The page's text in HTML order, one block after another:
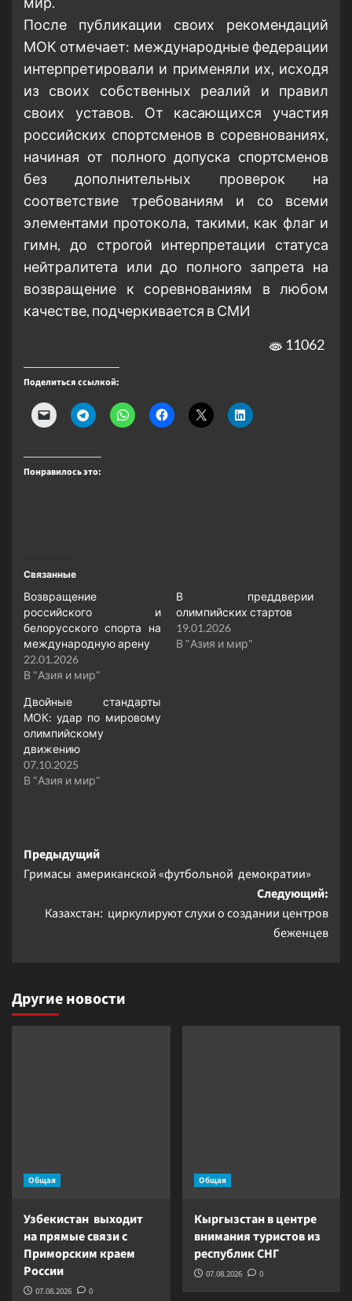
После публикации своих рекомендаций
МОК отмечает: международные федерации
интерпретировали и применяли их, исходя
из своих собственных реалий и правил
своих уставов. От касающихся участия
российских спортсменов в соревнованиях,
начиная от полного допуска спортсменов
без дополнительных проверок на
соответствие требованиям и со всеми
элементами протокола, такими, как флаг и
гимн, до строгой интерпретации статуса
нейтралитета или до полного запрета на
возвращение к соревнованиям в любом
качестве, подчеркивается в СМИ
11062
Поделиться ссылкой:
Понравилось это:
Связанные
Возвращение
российского и
белорусского спорта на
международную арену
22.01.2026
В "Азия и мир"
В преддверии
олимпийских стартов
19.01.2026
В "Азия и мир"
Двойные стандарты
МОК: удар по мировому
олимпийскому
движению
07.10.2025
В "Азия и мир"
Навигация
записи
Предыдущий
Гримасы американской «футбольной демократии»
Следующий:
Казахстан: циркулируют слухи о создании центров
беженцев
Другие новости
Общая
Узбекистан выходит
на прямые связи с
Приморским краем
России
07.08.2026 0
Общая
Кыргызстан в центре
внимания туристов из
республик СНГ
07.08.2026 0